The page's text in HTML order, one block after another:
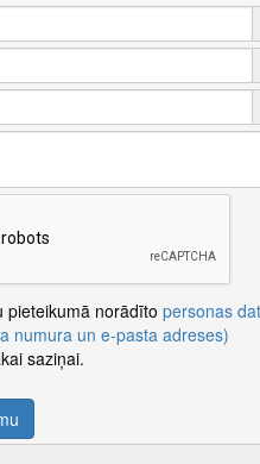
pieteikumā norādīto personas
numura un e-pasta adreses)
saziņai.